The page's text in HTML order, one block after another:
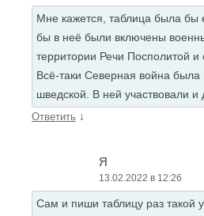
Мне кажется, таблица была бы
бы в неё были включены
территории Речи Посполитой и
Всё-таки Северная война была
шведской. В ней участвовали и
Ответить ↓
Я
13.02.2022 в 12:26
Сам и пиши таблицу раз такой